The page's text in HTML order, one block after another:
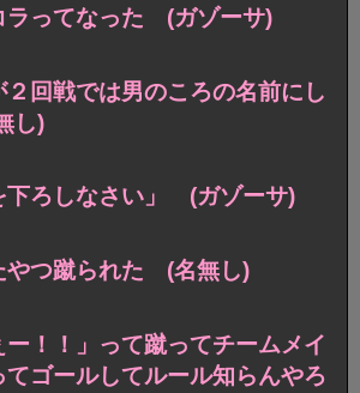
ラってなった (ガゾーサ)
２回戦では男のころの名前にし
し)
下ろしなさい」 (ガゾーサ)
やつ蹴られた (名無し)
ー！！」って蹴ってチームメイ
てゴールしてルール知らんやろ